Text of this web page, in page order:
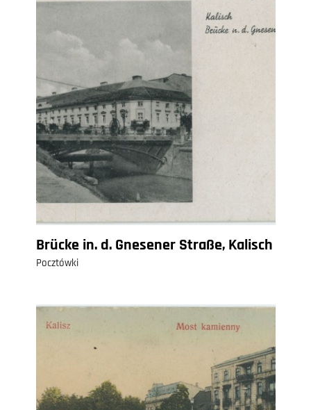
Brücke in. d. Gnesener Straße, Kalisch
Pocztówki